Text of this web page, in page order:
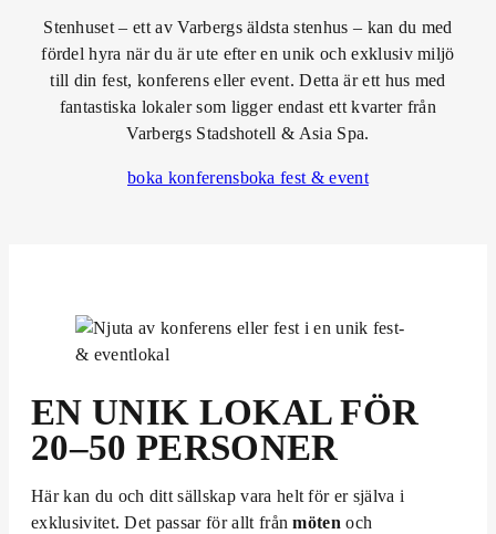
Stenhuset – ett av Varbergs äldsta stenhus – kan du med
fördel hyra när du är ute efter en unik och exklusiv miljö
till din fest, konferens eller event. Detta är ett hus med
fantastiska lokaler som ligger endast ett kvarter från
Varbergs Stadshotell & Asia Spa.
boka konferensboka fest & event
EN UNIK LOKAL FÖR
20–50 PERSONER
Här kan du och ditt sällskap vara helt för er själva i
exklusivitet. Det passar för allt frånmöten och